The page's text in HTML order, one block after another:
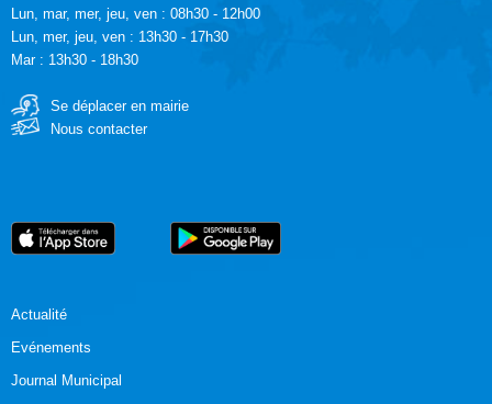
Lun, mar, mer, jeu, ven : 08h30 - 12h00
Lun, mer, jeu, ven : 13h30 - 17h30
Mar : 13h30 - 18h30
Se déplacer en mairie
Nous contacter
Actualité
Evénements
Journal Municipal